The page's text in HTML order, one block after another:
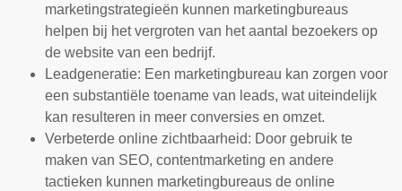
marketingstrategieën kunnen marketingbureaus
helpen bij het vergroten van het aantal bezoekers op
de website van een bedrijf.
Leadgeneratie: Een marketingbureau kan zorgen voor
een substantiële toename van leads, wat uiteindelijk
kan resulteren in meer conversies en omzet.
Verbeterde online zichtbaarheid: Door gebruik te
maken van SEO, contentmarketing en andere
tactieken kunnen marketingbureaus de online